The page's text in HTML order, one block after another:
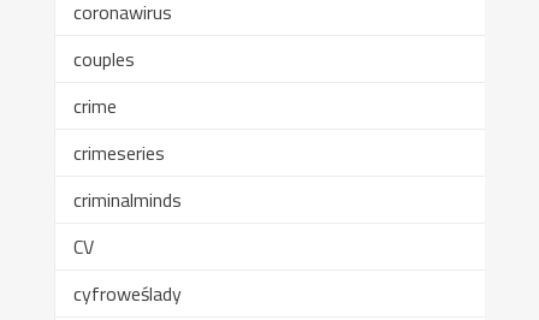
coronawirus
couples
crime
crimeseries
criminalminds
CV
cyfroweślady